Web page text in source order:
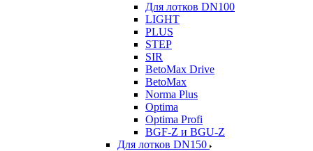
Для лотков DN100
LIGHT
PLUS
STEP
SIR
BetoMax Drive
BetoMax
Norma Plus
Optima
Optima Profi
BGF-Z и BGU-Z
Для лотков DN150